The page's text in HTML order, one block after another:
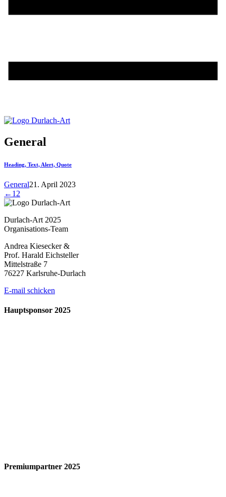
General
Heading, Text, Alert, Quote
General21. April 2023
← 1 2
Durlach-Art 2025
Organisations-Team
Andrea Kiesecker &
Prof. Harald Eichsteller
Mittelstraße 7
76227 Karlsruhe-Durlach
E-mail schicken
Hauptsponsor 2025
Premiumpartner 2025